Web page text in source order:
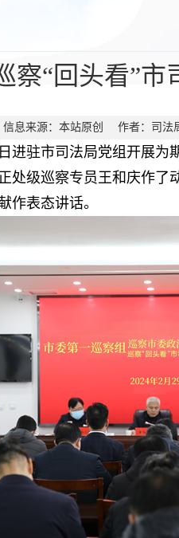
察“回头看”
信息来源：本站原创 作者：司法
驻市司法局党组开展
处级巡察专员王和庆作
作表态讲话。